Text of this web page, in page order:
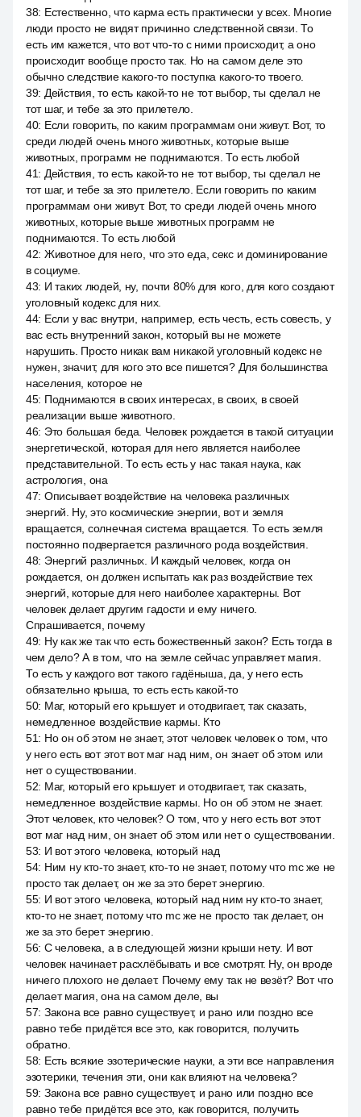
38: Естественно, что карма есть практически у всех. Многие
люди просто не видят причинно следственной связи. То
есть им кажется, что вот что-то с ними происходит, а оно
происходит вообще просто так. Но на самом деле это
обычно следствие какого-то поступка какого-то твоего.
39: Действия, то есть какой-то не тот выбор, ты сделал не
тот шаг, и тебе за это прилетело.
40: Если говорить, по каким программам они живут. Вот, то
среди людей очень много животных, которые выше
животных, программ не поднимаются. То есть любой
41: Действия, то есть какой-то не тот выбор, ты сделал не
тот шаг, и тебе за это прилетело. Если говорить по каким
программам они живут. Вот, то среди людей очень много
животных, которые выше животных программ не
поднимаются. То есть любой
42: Животное для него, что это еда, секс и доминирование
в социуме.
43: И таких людей, ну, почти 80% для кого, для кого создают
уголовный кодекс для них.
44: Если у вас внутри, например, есть честь, есть совесть, у
вас есть внутренний закон, который вы не можете
нарушить. Просто никак вам никакой уголовный кодекс не
нужен, значит, для кого это все пишется? Для большинства
населения, которое не
45: Поднимаются в своих интересах, в своих, в своей
реализации выше животного.
46: Это большая беда. Человек рождается в такой ситуации
энергетической, которая для него является наиболее
представительной. То есть есть у нас такая наука, как
астрология, она
47: Описывает воздействие на человека различных
энергий. Ну, это космические энергии, вот и земля
вращается, солнечная система вращается. То есть земля
постоянно подвергается различного рода воздействия.
48: Энергий различных. И каждый человек, когда он
рождается, он должен испытать как раз воздействие тех
энергий, которые для него наиболее характерны. Вот
человек делает другим гадости и ему ничего.
Спрашивается, почему
49: Ну как же так что есть божественный закон? Есть тогда в
чем дело? А в том, что на земле сейчас управляет магия.
То есть у каждого вот такого гадёныша, да, у него есть
обязательно крыша, то есть есть какой-то
50: Маг, который его крышует и отодвигает, так сказать,
немедленное воздействие кармы. Кто
51: Но он об этом не знает, этот человек человек о том, что
у него есть вот этот вот маг над ним, он знает об этом или
нет о существовании.
52: Маг, который его крышует и отодвигает, так сказать,
немедленное воздействие кармы. Но он об этом не знает.
Этот человек, кто человек? О том, что у него есть вот этот
вот маг над ним, он знает об этом или нет о существовании.
53: И вот этого человека, который над
54: Ним ну кто-то знает, кто-то не знает, потому что mc же не
просто так делает, он же за это берет энергию.
55: И вот этого человека, который над ним ну кто-то знает,
кто-то не знает, потому что mc же не просто так делает, он
же за это берет энергию.
56: С человека, а в следующей жизни крыши нету. И вот
человек начинает расхлёбывать и все смотрят. Ну, он вроде
ничего плохого не делает. Почему ему так не везёт? Вот что
делает магия, она на самом деле, вы
57: Закона все равно существует, и рано или поздно все
равно тебе придётся все это, как говорится, получить
обратно.
58: Есть всякие эзотерические науки, а эти все направления
эзотерики, течения эти, они как влияют на человека?
59: Закона все равно существует, и рано или поздно все
равно тебе придётся все это, как говорится, получить